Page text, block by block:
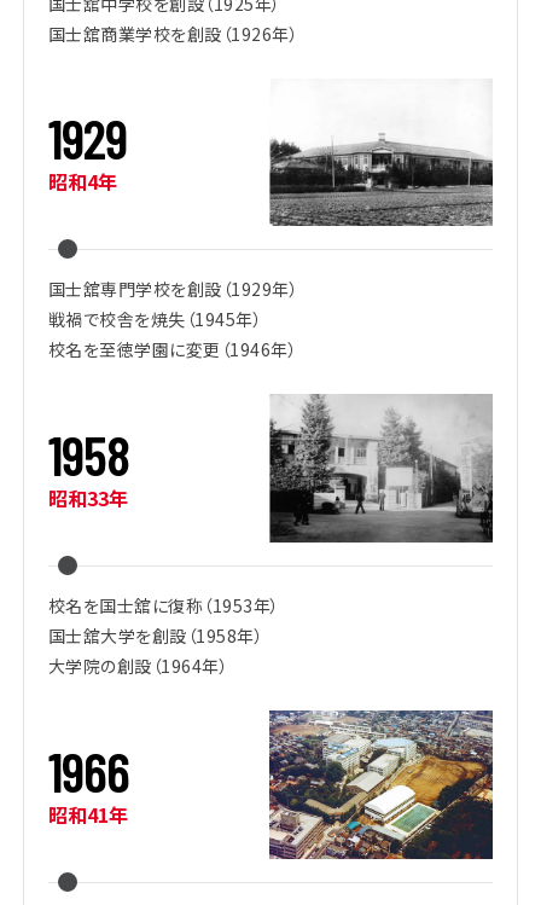
国士舘商業学校を創設（1926年）
1929
昭和4年
国士舘専門学校を創設（1929年）
戦禍で校舎を焼失（1945年）
校名を至徳学園に変更（1946年）
1958
昭和33年
校名を国士舘に復称（1953年）
国士舘大学を創設（1958年）
大学院の創設（1964年）
1966
昭和41年